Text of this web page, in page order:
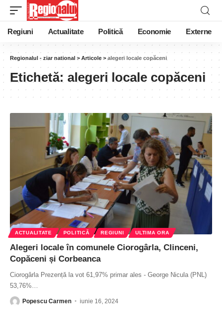
Regiuni Actualitate Politică Economie Externe
Regionalul - ziar national > Articole > alegeri locale copăceni
Etichetă: alegeri locale copăceni
ACTUALITATE POLITICĂ REGIUNI ULTIMA ORA
Alegeri locale în comunele Ciorogârla, Clinceni,
Copăceni și Corbeanca
Ciorogârla Prezență la vot 61,97% primar ales - George Nicula (PNL)
53,76%
Popescu Carmen iunie 16, 2024